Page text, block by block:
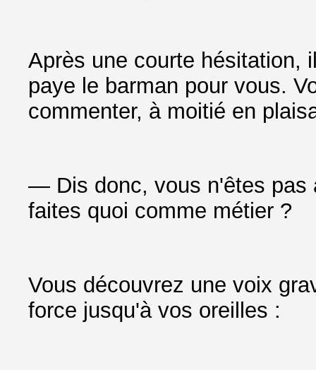
Après une courte hésitation,
paye le barman pour vous.
commenter, à moitié en
— Dis donc, vous n'êtes pas
faites quoi comme métier ?
Vous découvrez une voix
force jusqu'à vos oreilles :